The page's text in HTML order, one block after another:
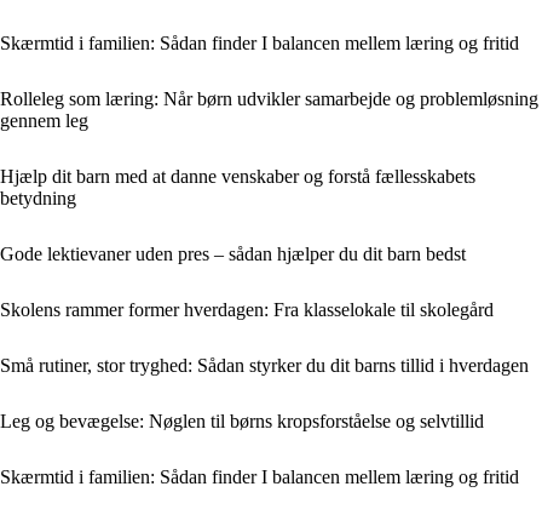
Skærmtid i familien: Sådan finder I balancen mellem læring og fritid
Rolleleg som læring: Når børn udvikler samarbejde og problemløsning
gennem leg
Hjælp dit barn med at danne venskaber og forstå fællesskabets
betydning
Gode lektievaner uden pres – sådan hjælper du dit barn bedst
Skolens rammer former hverdagen: Fra klasselokale til skolegård
Små rutiner, stor tryghed: Sådan styrker du dit barns tillid i hverdagen
Leg og bevægelse: Nøglen til børns kropsforståelse og selvtillid
Skærmtid i familien: Sådan finder I balancen mellem læring og fritid